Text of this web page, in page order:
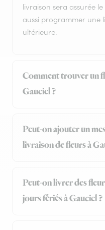
livraison sera assurée
aussi programmer une
ultérieure.
Comment trouver un
Gauciel ?
Peut-on ajouter un
livraison de fleurs à
Peut-on livrer des
jours fériés à Gauciel ?